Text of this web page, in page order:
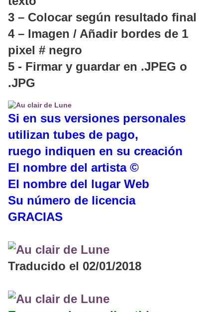
3 – Colocar según resultado final
4 – Imagen / Añadir bordes de 1
pixel # negro
5 - Firmar y guardar en .JPEG o
.JPG
Si en sus versiones personales
utilizan tubes de pago,
ruego indiquen en su creación
El nombre del artista ©
El nombre del lugar Web
Su número de licencia
GRACIAS
Traducido el 02/01/2018